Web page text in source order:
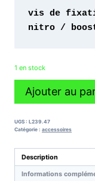
vis de
nitro /
1 en stock
quantité
de
fixation
pompe
à
huile
Ajouter au
UGS : L239.47
Catégorie : accessoires
Description
Informations